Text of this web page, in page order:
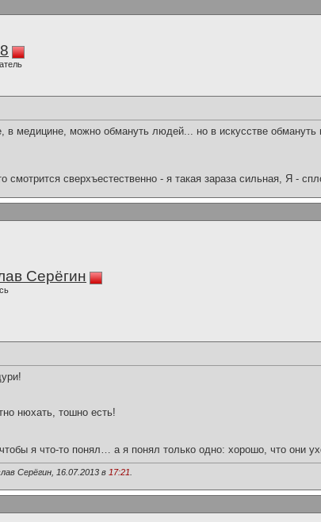
в медицине, можно обмануть людей... но в искусстве обмануть
смотрится сверхъестественно - я такая зараза сильная, Я -
Серёгин
нюхать, тошно есть!
я что-то понял… а я понял только одно: хорошо, что они
Серёгин, 16.07.2013 в 17:21